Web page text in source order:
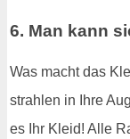
6. Man kann
Was macht das
strahlen in Ihre
es Ihr Kleid! Alle